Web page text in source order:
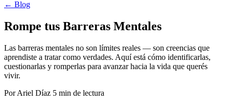
← Blog
Rompe tus Barreras Mentales
Las barreras mentales no son límites reales — son creencias que
aprendiste a tratar como verdades. Aquí está cómo identificarlas,
cuestionarlas y romperlas para avanzar hacia la vida que querés
vivir.
Por Ariel Díaz 5 min de lectura